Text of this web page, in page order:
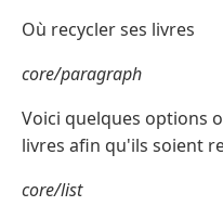
Où recycler ses livres
core/paragraph
Voici quelques options
livres afin qu'ils soient
core/list